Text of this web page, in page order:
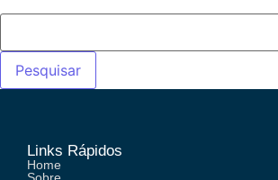
Links Rápidos
Home